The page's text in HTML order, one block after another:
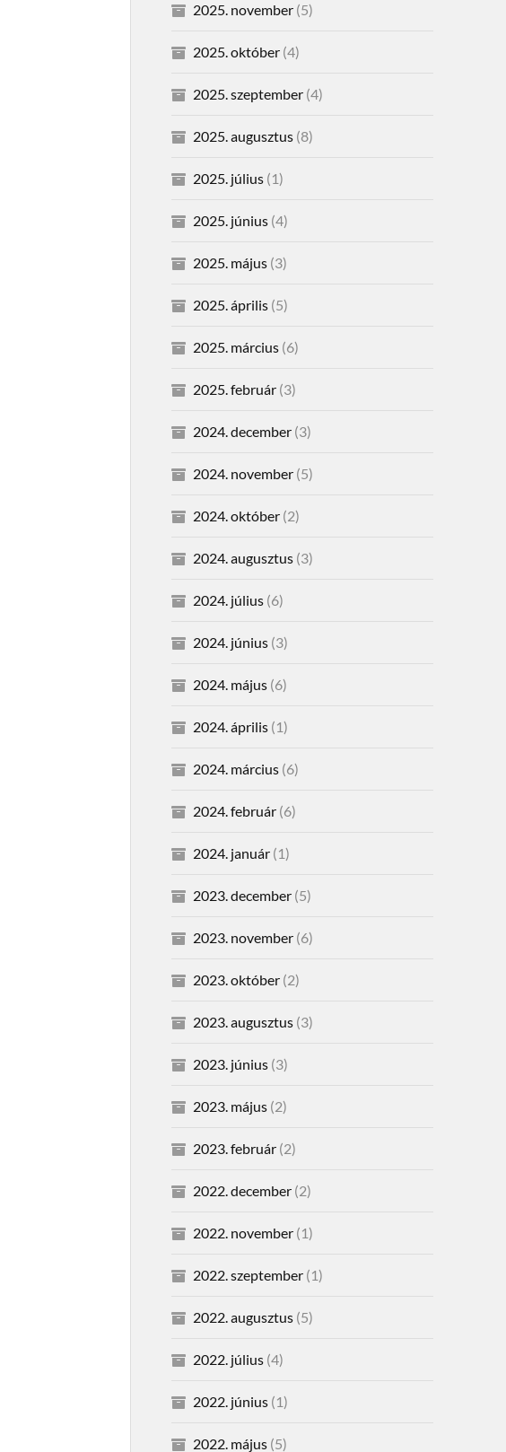
2025. november(5)
2025. október(4)
2025. szeptember(4)
2025. augusztus(8)
2025. július(1)
2025. június(4)
2025. május(3)
2025. április(5)
2025. március(6)
2025. február(3)
2024. december(3)
2024. november(5)
2024. október(2)
2024. augusztus(3)
2024. július(6)
2024. június(3)
2024. május(6)
2024. április(1)
2024. március(6)
2024. február(6)
2024. január(1)
2023. december(5)
2023. november(6)
2023. október(2)
2023. augusztus(3)
2023. június(3)
2023. május(2)
2023. február(2)
2022. december(2)
2022. november(1)
2022. szeptember(1)
2022. augusztus(5)
2022. július(4)
2022. június(1)
2022. május(5)